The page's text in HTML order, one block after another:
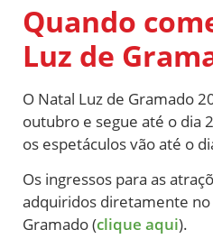
Quando
Luz de
O Natal Luz de Gramado
outubro e segue até o dia
os espetáculos vão até o
Os ingressos para as
adquiridos diretamente
Gramado (clique aqui).